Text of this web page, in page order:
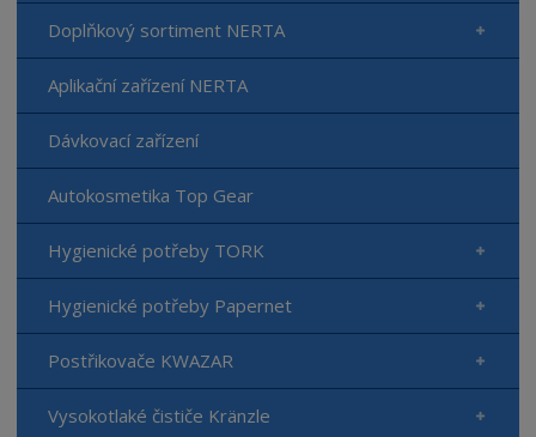
Doplňkový sortiment NERTA
Aplikační zařízení NERTA
Dávkovací zařízení
Autokosmetika Top Gear
Hygienické potřeby TORK
Hygienické potřeby Papernet
Postřikovače KWAZAR
Vysokotlaké čističe Kränzle